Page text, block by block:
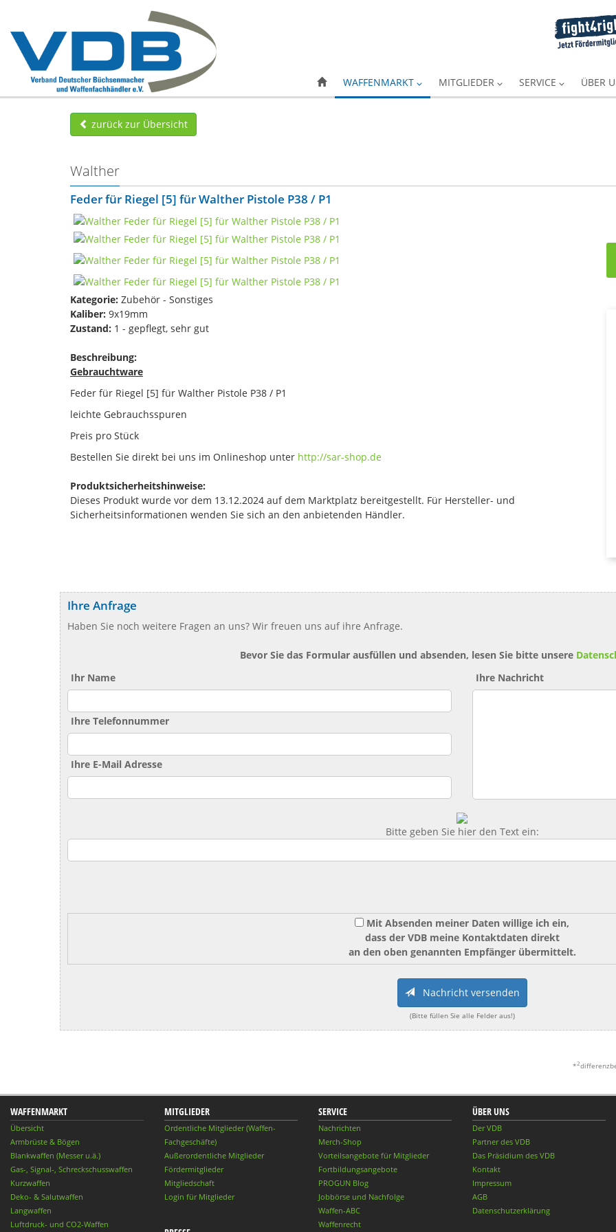
WAFFENMARKT MITGLIEDER SERVICE ÜBER
zurück zur Übersicht
Walther
Feder für Riegel [5] für Walther Pistole P38 / P1
Kategorie: Zubehör - Sonstiges
Kaliber: 9x19mm
Zustand: 1 - gepflegt, sehr gut
Beschreibung:
Gebrauchtware
Feder für Riegel [5] für Walther Pistole P38 / P1
leichte Gebrauchsspuren
Preis pro Stück
Bestellen Sie direkt bei uns im Onlineshop unter http://sar-shop.de
Produktsicherheitshinweise:
Dieses Produkt wurde vor dem 13.12.2024 auf dem Marktplatz bereitgestellt. Für Hersteller- und
Sicherheitsinformationen wenden Sie sich an den anbietenden Händler.
Ihre Anfrage
Haben Sie noch weitere Fragen an uns? Wir freuen uns auf ihre Anfrage.
Bevor Sie das Formular ausfüllen und absenden, lesen Sie bitte unsere
Ihr Name
Ihre Telefonnummer
Ihre E-Mail Adresse
Ihre Nachricht
Bitte geben Sie hier den Text ein:
Mit Absenden meiner Daten willige ich ein,
dass der VDB meine Kontaktdaten direkt
an den oben genannten Empfänger übermittelt.
Nachricht versenden
(Bitte füllen Sie alle Felder aus!)
*2
WAFFENMARKT
Übersicht
Armbrüste & Bögen
Blankwaffen (Messer u.ä.)
Gas-, Signal-, Schreckschusswaffen
Kurzwaffen
Deko- & Salutwaffen
Langwaffen
Luftdruck- und CO2-Waffen
MITGLIEDER
Ordentliche Mitglieder (Waffen-
Fachgeschäfte)
Außerordentliche Mitglieder
Fördermitglieder
Mitgliedschaft
Login für Mitglieder
SERVICE
Nachrichten
Merch-Shop
Vorteilsangebote für Mitglieder
Fortbildungsangebote
PROGUN Blog
Jobbörse und Nachfolge
Waffen-ABC
Waffenrecht
ÜBER UNS
Der VDB
Partner des VDB
Das Präsidium des VDB
Kontakt
Impressum
AGB
Datenschutzerklärung